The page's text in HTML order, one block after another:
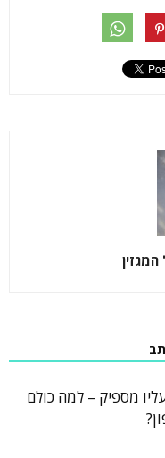
מספיק – למה כולם